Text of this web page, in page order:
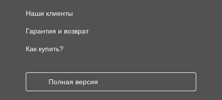
Наши клиенты
Гарантия и возврат
Как купить?
Полная версия